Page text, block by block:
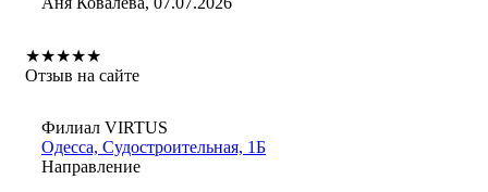
★★★★★
Отзыв на сайте
Филиал VIRTUS
Одесса, Судостроительная, 1Б
Направление